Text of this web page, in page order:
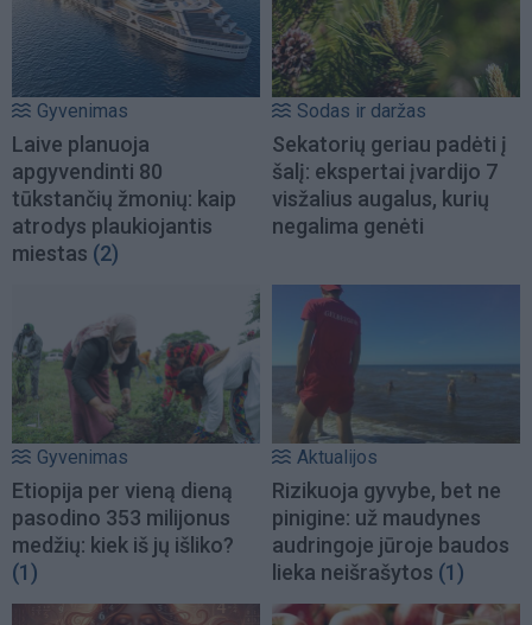
Gyvenimas
Laive planuoja
apgyvendinti 80
tūkstančių žmonių: kaip
atrodys plaukiojantis
miestas (2)
Sodas ir daržas
Sekatorių geriau padėti į
šalį: ekspertai įvardijo 7
visžalius augalus, kurių
negalima genėti
Gyvenimas
Etiopija per vieną dieną
pasodino 353 milijonus
medžių: kiek iš jų išliko?
(1)
Aktualijos
Rizikuoja gyvybe, bet ne
pinigine: už maudynes
audringoje jūroje baudos
lieka neišrašytos (1)